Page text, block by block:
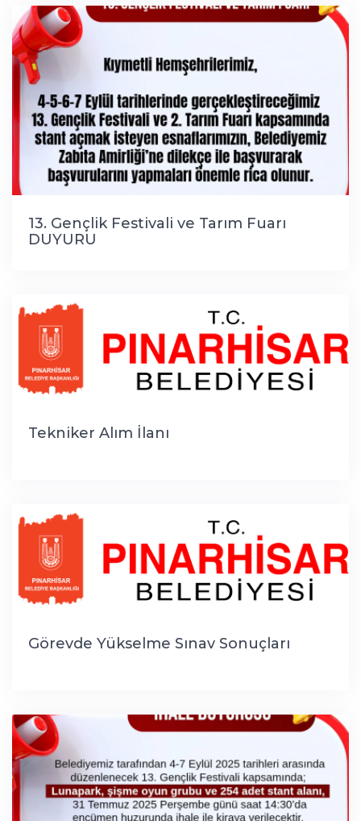
13. Gençlik Festivali ve Tarım Fuarı
DUYURU
Tekniker Alım İlanı
Görevde Yükselme Sınav Sonuçları